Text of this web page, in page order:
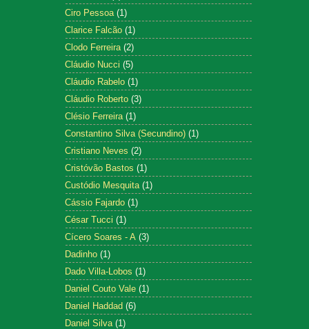
Ciro Pessoa (1)
Clarice Falcão (1)
Clodo Ferreira (2)
Cláudio Nucci (5)
Cláudio Rabelo (1)
Cláudio Roberto (3)
Clésio Ferreira (1)
Constantino Silva (Secundino) (1)
Cristiano Neves (2)
Cristóvão Bastos (1)
Custódio Mesquita (1)
Cássio Fajardo (1)
César Tucci (1)
Cícero Soares - A (3)
Dadinho (1)
Dado Villa-Lobos (1)
Daniel Couto Vale (1)
Daniel Haddad (6)
Daniel Silva (1)